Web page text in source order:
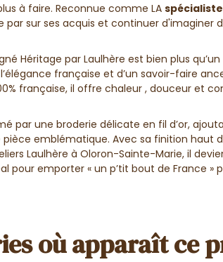
à faire. Reconnue comme LA
par sur ses acquis et continuer d'imaginer
Héritage par Laulhère est bien plus
française et d’un savoir-faire
française, il offre chaleur , douceur et
par une broderie délicate en fil d’or,
emblématique. Avec sa finition haut
Laulhère à Oloron-Sainte-Marie, il
pour emporter « un p’tit bout de France »
où apparaît ce